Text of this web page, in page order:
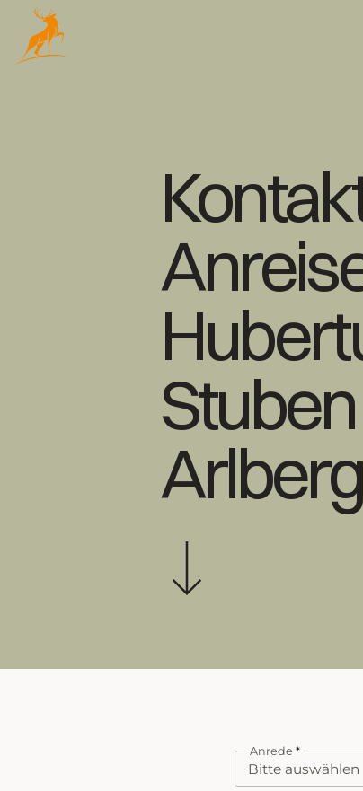
Herzliche Grüße
Saisonpause
Wir freuen uns, Sie ab
Dezember
wieder
Arlberg
Anrede